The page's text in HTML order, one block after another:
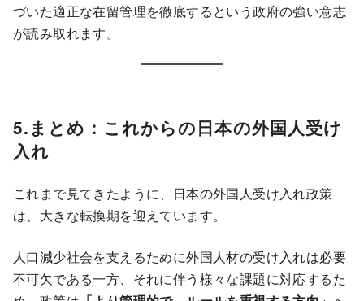
づいた適正な在留管理を徹底するという政府の強い意志
が読み取れます。
5.まとめ：これからの日本の外国人受け
入れ
これまで見てきたように、日本の外国人受け入れ政策
は、大きな転換期を迎えています。
人口減少社会を支えるために外国人材の受け入れは必要
不可欠である一方、それに伴う様々な課題に対応するた